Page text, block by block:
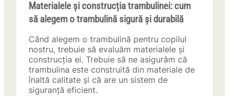
Materialele și construcția trambulinei: cum
să alegem o trambulină sigură și durabilă
Când alegem o trambulină pentru copilul
nostru, trebuie să evaluăm materialele și
construcția ei. Trebuie să ne asigurăm că
trambulina este construită din materiale de
înaltă calitate și că are un sistem de
siguranță eficient.